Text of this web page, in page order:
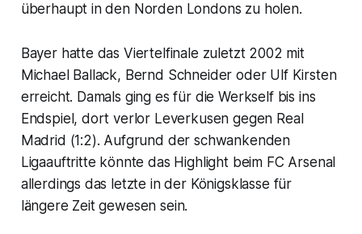
überhaupt in den Norden Londons zu holen.
Bayer hatte das Viertelfinale zuletzt 2002 mit
Michael Ballack, Bernd Schneider oder Ulf Kirsten
erreicht. Damals ging es für die Werkself bis ins
Endspiel, dort verlor Leverkusen gegen Real
Madrid (1:2). Aufgrund der schwankenden
Ligaauftritte könnte das Highlight beim FC Arsenal
allerdings das letzte in der Königsklasse für
längere Zeit gewesen sein.